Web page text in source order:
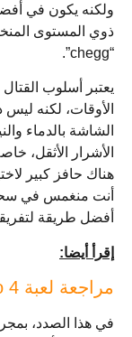
ولكنه يكون في
ذوي المستوى
“chegg”.
الأوقات، لكنه ليس
الأشرار الأثقل،
هناك حافز كبير
أنت منغمس في
أفضل طريقة
إقرأ أيضا:
مراجعة لعبة Diablo 4